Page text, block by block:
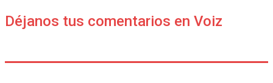
Déjanos tus comentarios en Voiz